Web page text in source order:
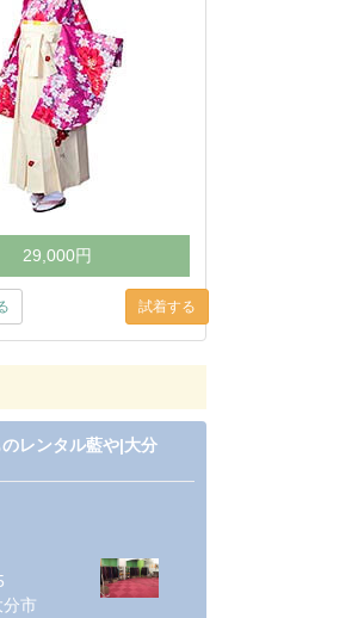
29,000円
のレンタル藍や|大分
分市